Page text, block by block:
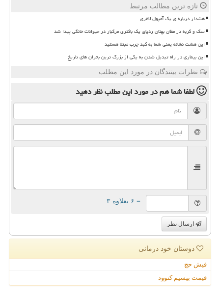
تازه ترین مطالب مرتبط
هشدار درباره ی یک آمپول لاغری
سگ و گربه در مظان بهتان ردپای یک باکتری مرگبار در حیوانات خانگی پیدا شد
این هشت نشانه یعنی شما به کبد چرب مبتلا هستید
این بیماری در راه تبدیل شدن به یکی از بزرگ ترین بحران های تاریخ
نظرات بینندگان در مورد این مطلب
لطفا شما همدر مورد این مطلبنظر دهید
= ۶ بعلاوه ۳
ارسال نظر
دوستان خود درمانی
فیش حج
قیمت بیسیم کنوود